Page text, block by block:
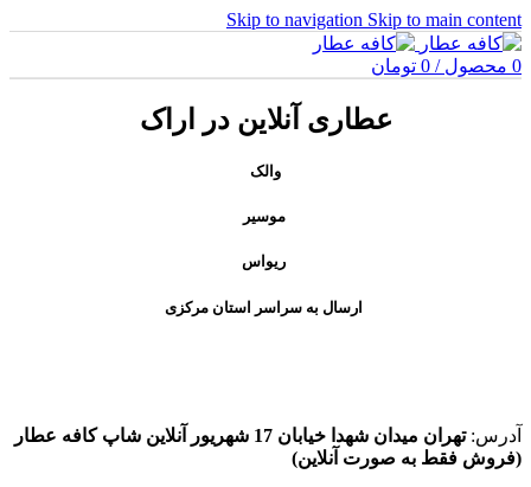
Skip to navigation Skip to main content
0 محصول /
0 تومان
عطاری آنلاین در اراک
والک
موسیر
ریواس
ارسال به سراسر استان مرکزی
آدرس:تهران میدان شهدا خیابان 17 شهریور آنلاین شاپ کافه عطار
(فروش فقط به صورت آنلاین)